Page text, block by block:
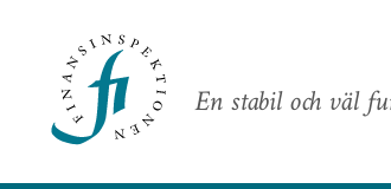
En stabil och väl